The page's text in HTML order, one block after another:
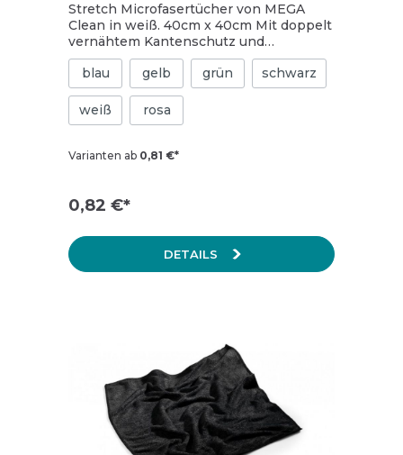
Stretch Microfasertücher von MEGA
Clean in weiß. 40cm x 40cm Mit doppelt
vernähtem Kantenschutz und
zusätzlichem Qualitäts-Einfassband
Hohe Lebensdauer Mega Aufnahmekraft
von Schmutz und Flüssigkeit Silikonfrei
Waschmaschinenfest bis 95°
Trocknergeeignet 80 % Polyester / 20 %
blau gelb grün schwarz
weiß rosa
Varianten ab 0,81 €*
0,82 €*
DETAILS